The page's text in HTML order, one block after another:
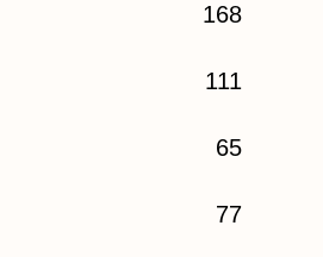
168
111
65
77